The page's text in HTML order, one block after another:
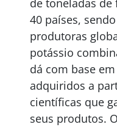
de toneladas de
40 países,
produtoras
potássio
dá com base
adquiridos a
científicas que
seus produtos.